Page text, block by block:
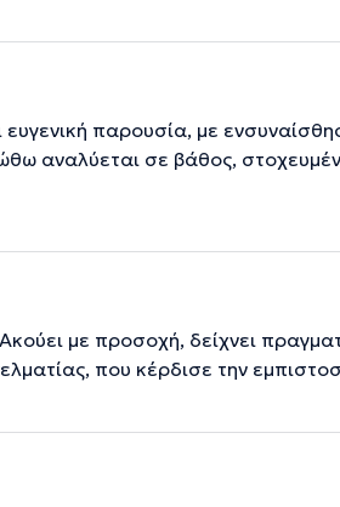
παρουσία, με
αναλύεται σε βάθος,
με προσοχή, δείχνει
που κέρδισε την